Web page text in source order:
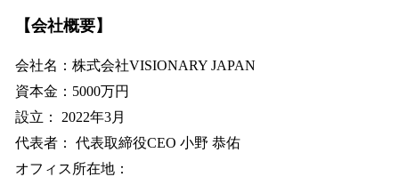
【会社概要】
会社名：株式会社VISIONARY JAPAN
資本金：5000万円
設立： 2022年3月
代表者： 代表取締役CEO 小野 恭佑
オフィス所在地：